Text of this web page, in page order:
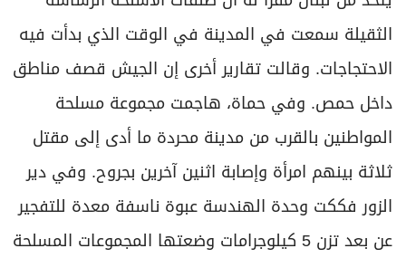
الثقيلة سمعت في المدينة في الوقت الذي بدأت فيه
الاحتجاجات. وقالت تقارير أخرى إن الجيش قصف مناطق
داخل حمص. وفي حماة، هاجمت مجموعة مسلحة
المواطنين بالقرب من مدينة محردة ما أدى إلى مقتل
ثلاثة بينهم امرأة وإصابة اثنين آخرين بجروح. وفي دير
الزور فككت وحدة الهندسة عبوة ناسفة معدة للتفجير
عن بعد تزن 5 كيلوجرامات وضعتها المجموعات المسلحة